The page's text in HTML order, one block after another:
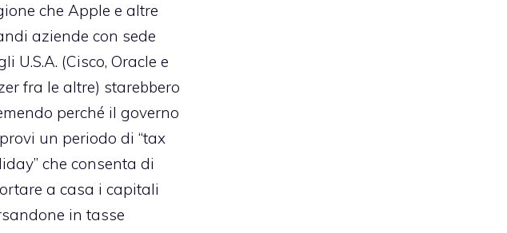
che Apple e altre
aziende con sede
U.S.A. (Cisco, Oracle e
fra le altre) starebbero
perché il governo
un periodo di “tax
che consenta di
a casa i capitali
in tasse